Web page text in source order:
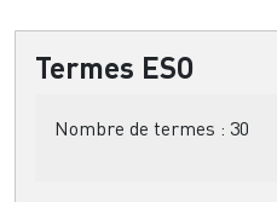
Termes ESO
Nombre de termes : 30